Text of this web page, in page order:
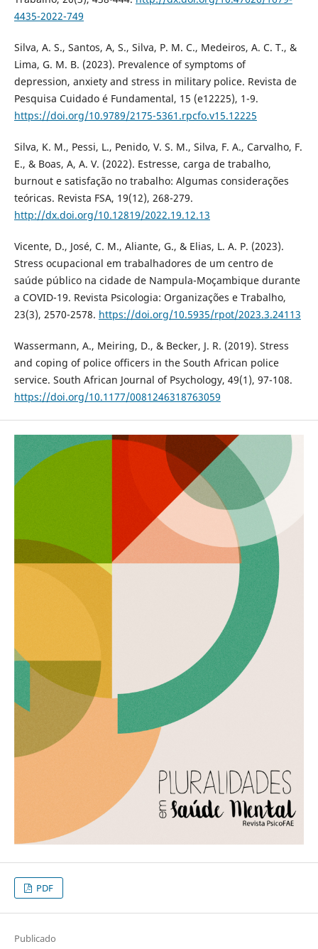
4435-2022-749
Silva, A. S., Santos, A, S., Silva, P. M. C., Medeiros, A. C. T., &
Lima, G. M. B. (2023). Prevalence of symptoms of
depression, anxiety and stress in military police. Revista de
Pesquisa Cuidado é Fundamental, 15 (e12225), 1-9.
https://doi.org/10.9789/2175-5361.rpcfo.v15.12225
Silva, K. M., Pessi, L., Penido, V. S. M., Silva, F. A., Carvalho, F.
E., & Boas, A, A. V. (2022). Estresse, carga de trabalho,
burnout e satisfação no trabalho: Algumas considerações
teóricas. Revista FSA, 19(12), 268-279.
http://dx.doi.org/10.12819/2022.19.12.13
Vicente, D., José, C. M., Aliante, G., & Elias, L. A. P. (2023).
Stress ocupacional em trabalhadores de um centro de
saúde público na cidade de Nampula-Moçambique durante
a COVID-19. Revista Psicologia: Organizações e Trabalho,
23(3), 2570-2578. https://doi.org/10.5935/rpot/2023.3.24113
Wassermann, A., Meiring, D., & Becker, J. R. (2019). Stress
and coping of police officers in the South African police
service. South African Journal of Psychology, 49(1), 97-108.
https://doi.org/10.1177/0081246318763059
PDF
Publicado